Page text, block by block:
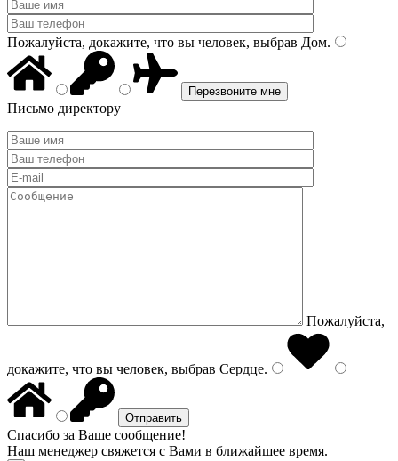
Пожалуйста, докажите, что вы человек, выбрав Дом.
Письмо директору
Пожалуйста,
докажите, что вы человек, выбрав Сердце.
Спасибо за Ваше сообщение!
Наш менеджер свяжется с Вами в ближайшее время.